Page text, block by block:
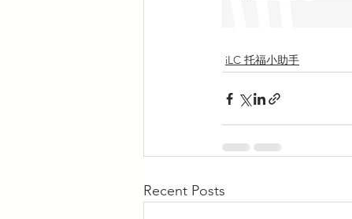
iLC 托福小助手
Recent Posts